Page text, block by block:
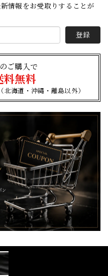
情報をお受取りすることが
登録
ご購入で
料無料
海道・沖縄・離島以外）